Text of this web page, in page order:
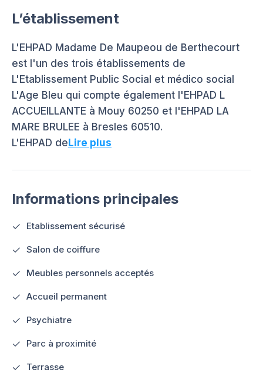
L’établissement
L'EHPAD Madame De Maupeou de Berthecourt
est l'un des trois établissements de
L'Etablissement Public Social et médico social
L'Age Bleu qui compte également l'EHPAD L
ACCUEILLANTE à Mouy 60250 et l'EHPAD LA
MARE BRULEE à Bresles 60510.
L'EHPAD deLire plus
Informations principales
Etablissement sécurisé
Salon de coiffure
Meubles personnels acceptés
Accueil permanent
Psychiatre
Parc à proximité
Terrasse